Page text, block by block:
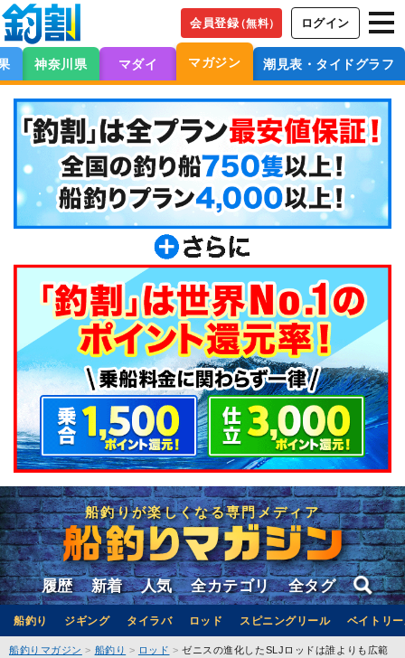
会員登録（無料） ログイン
神奈川県 マダイ マガジン 潮見表・タイドグラフ
船釣りが楽しくなる専門メディア
履歴 新着 人気 全カテゴリ 全タグ
船釣り ジギング タイラバ ロッド スピニングリール ベイトリ
船釣りマガジン 船釣り ロッド
ゼニスの進化したSLJロッドは誰よりも広範